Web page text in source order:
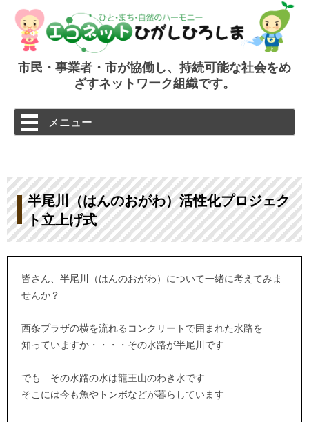
市民・事業者・市が協働し、持続可能な社会をめ
ざすネットワーク組織です。
メニュー
キ
ッ
プ
半尾川（はんのおがわ）活性化プロジェク
ト立上げ式
皆さん、半尾川（はんのおがわ）について一緒に考えてみま
せんか？
西条プラザの横を流れるコンクリートで囲まれた水路を
知っていますか・・・・その水路が半尾川です
でも その水路の水は龍王山のわき水です
そこには今も魚やトンボなどが暮らしています